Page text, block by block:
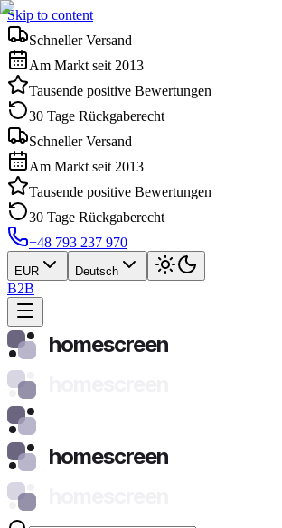
Skip to content
Schneller Versand
Am Markt seit 2013
Tausende positive Bewertungen
30 Tage Rückgaberecht
Schneller Versand
Am Markt seit 2013
Tausende positive Bewertungen
30 Tage Rückgaberecht
+48 793 237 970
EUR Deutsch
B2B
homescreen
homescreen